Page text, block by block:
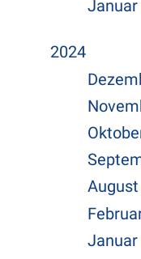
Januar
2024
Januar